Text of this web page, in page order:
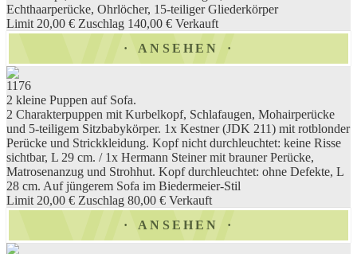
Echthaarperücke, Ohrlöcher, 15-teiliger Gliederkörper
Limit 20,00 € Zuschlag 140,00 € Verkauft
ANSEHEN
1176
2 kleine Puppen auf Sofa.
2 Charakterpuppen mit Kurbelkopf, Schlafaugen, Mohairperücke
und 5-teiligem Sitzbabykörper. 1x Kestner (JDK 211) mit rotblonder
Perücke und Strickkleidung. Kopf nicht durchleuchtet: keine Risse
sichtbar, L 29 cm. / 1x Hermann Steiner mit brauner Perücke,
Matrosenanzug und Strohhut. Kopf durchleuchtet: ohne Defekte, L
28 cm. Auf jüngerem Sofa im Biedermeier-Stil
Limit 20,00 € Zuschlag 80,00 € Verkauft
ANSEHEN